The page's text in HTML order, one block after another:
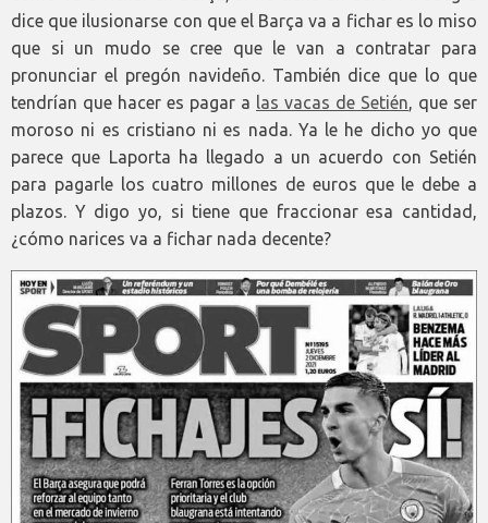
dice que ilusionarse con que el Barça va a fichar es lo miso
que si un mudo se cree que le van a contratar para
pronunciar el pregón navideño. También dice que lo que
tendrían que hacer es pagar a
las vacas de Setién , que ser
moroso ni es cristiano ni es nada. Ya le he dicho yo que
parece que Laporta ha llegado a un acuerdo con Setién
para pagarle los cuatro millones de euros que le debe a
plazos. Y digo yo, si tiene que fraccionar esa cantidad,
¿cómo narices va a fichar nada decente?